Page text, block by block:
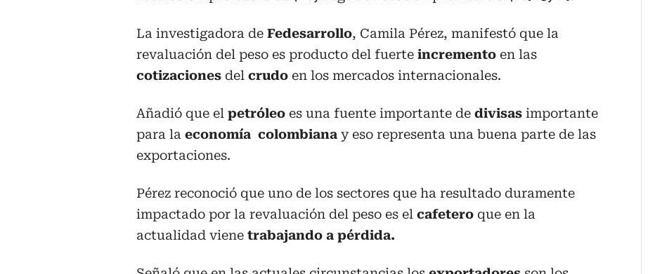
La investigadora de Fedesarrollo, Camila Pérez, manifestó que la
revaluación del peso es producto del fuerte incremento en las
cotizaciones del crudo en los mercados internacionales.
Añadió que el petróleo es una fuente importante de divisas importante
para la economía colombiana y eso representa una buena parte de las
exportaciones.
Pérez reconoció que uno de los sectores que ha resultado duramente
impactado por la revaluación del peso es el cafetero que en la
actualidad viene trabajando a pérdida.